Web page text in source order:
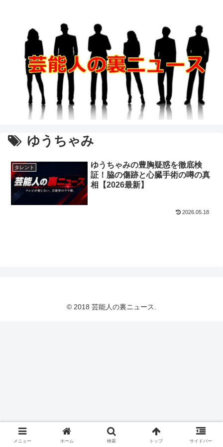
ゆうちゃみ
タレント
ゆうちゃみの豊胸疑惑を徹底検
証！脇の傷跡と心臓手術の噂の真
相【2026最新】
2026.05.18
© 2018 芸能人の裏ニュース.
メニュー ホーム 検索 トップ サイドバー